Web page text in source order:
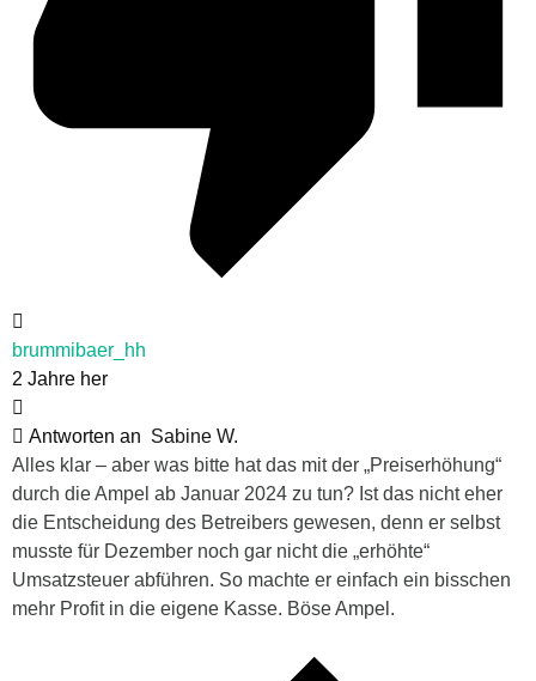
brummibaer_hh
2 Jahre her
Antworten an Sabine W.
Alles klar – aber was bitte hat das mit der „Preiserhöhung“
durch die Ampel ab Januar 2024 zu tun? Ist das nicht eher
die Entscheidung des Betreibers gewesen, denn er selbst
musste für Dezember noch gar nicht die „erhöhte“
Umsatzsteuer abführen. So machte er einfach ein bisschen
mehr Profit in die eigene Kasse. Böse Ampel.